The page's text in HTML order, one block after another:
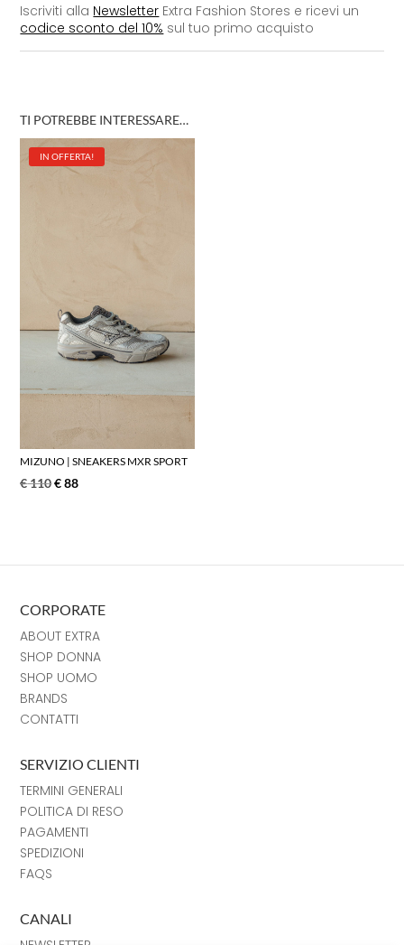
Iscriviti alla Newsletter Extra Fashion Stores e ricevi un
codice sconto del 10% sul tuo primo acquisto
TI POTREBBE INTERESSARE…
IN OFFERTA!
MIZUNO | SNEAKERS MXR SPORT
€110€88
CORPORATE
ABOUT EXTRA
SHOP DONNA
SHOP UOMO
BRANDS
CONTATTI
SERVIZIO CLIENTI
TERMINI GENERALI
POLITICA DI RESO
PAGAMENTI
SPEDIZIONI
FAQS
CANALI